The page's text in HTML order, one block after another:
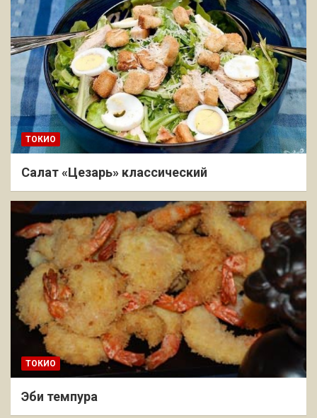
ТОКИО
Салат «Цезарь» классический
ТОКИО
Эби темпура